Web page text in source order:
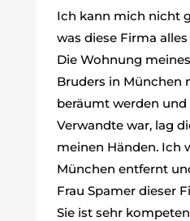
Ich kann mich nicht
was diese Firma
Die Wohnung
Bruders in München
beräumt werden
Verwandte war, lag
meinen Händen. Ich
München entfernt
Frau Spamer dieser
Sie ist sehr